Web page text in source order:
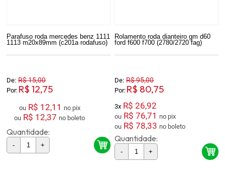
Parafuso roda mercedes benz 1111
1113 m20x89mm (c201a rodafuso)
De: R$ 15,00
Por: R$ 12,75
ou R$ 12,11
no pix
ou R$ 12,37 no boleto
Quantidade:
- +
Rolamento roda dianteiro gm d60
ford f600 f700 (2780/2720 fag)
De: R$ 95,00
Por: R$ 80,75
3x R$ 26,92
ou R$ 76,71
no pix
ou R$ 78,33 no boleto
Quantidade:
- +